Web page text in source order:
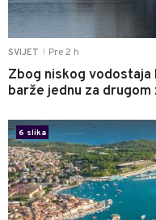
SVIJET Pre 2 h
Zbog niskog vodostaja
barže jednu za
6 slika